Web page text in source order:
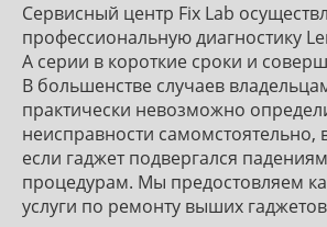
Сервисный центр Fix Lab
профессиональную диагностику
A серии в короткие сроки и
В большенстве случаев
практически невозможно
неисправности самомстоятельно,
если гаджет подвергался
процедурам. Мы предостовляем
услуги по ремонту выших